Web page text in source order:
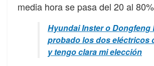
media hora se pasa del 20 al
Hyundai Inster o Dongfeng
probado los dos eléctricos
y tengo clara mi elección